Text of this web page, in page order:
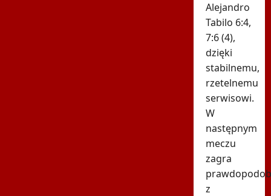
Alejandro
Tabilo 6:4,
7:6 (4),
dzięki
stabilnemu,
rzetelnemu
serwisowi.
W
następnym
meczu
zagra
z